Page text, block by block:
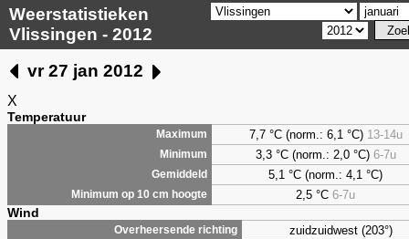
Weerstatistieken
Vlissingen - 2012
vr 27 jan 2012
X
Temperatuur
Maximum 7,7 °C (norm.: 6,1 °C) 13-14u
Minimum 3,3 °C (norm.: 2,0 °C) 6-7u
Gemiddeld 5,1 °C (norm.: 4,1 °C)
Minimum op 10 cm hoogte 2,5 °C 6-7u
Wind
Overheersende richting zuidzuidwest (203°)